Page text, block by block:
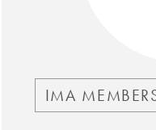
IMA